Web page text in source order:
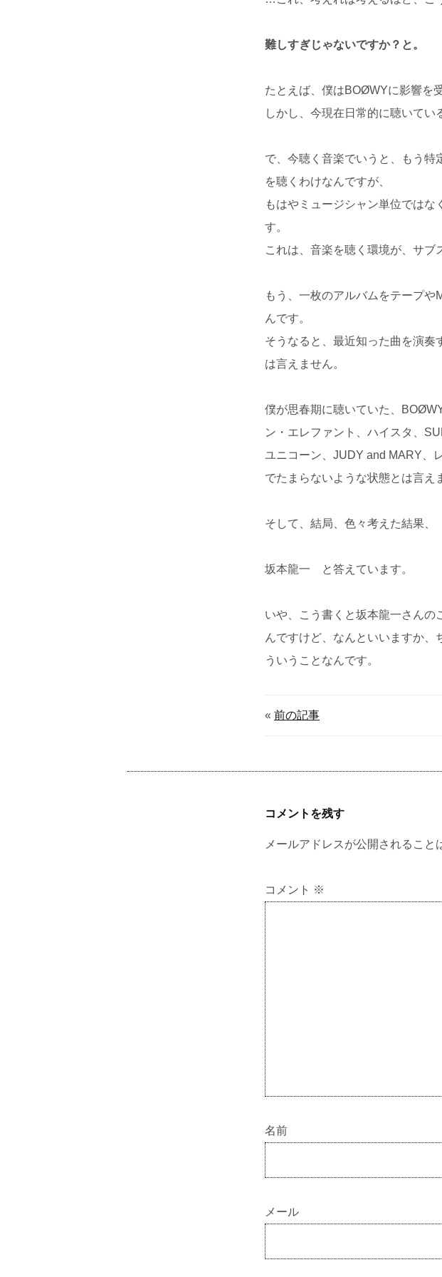
難しすぎじゃないですか？と。
たとえば、僕はBOØWYに影響を
しかし、今現在日常的に聴いてい
で、今聴く音楽でいうと、もう特
を聴くわけなんですが、
もはやミュージシャン単位ではな
す。
これは、音楽を聴く環境が、サブ
もう、一枚のアルバムをテープ
んです。
そうなると、最近知った曲を演奏
は言えません。
僕が思春期に聴いていた、
ン・エレファント、ハイスタ、
ユニコーン、JUDY and MARY、
でたまらないような状態とは言え
そして、結局、色々考えた結果、
坂本龍一 と答えています。
いや、こう書くと坂本龍一さんの
んですけど、なんといいますか
ういうことなんです。
« 前の記事
コメントを残す
メールアドレスが公開されること
コメント ※
名前
メール